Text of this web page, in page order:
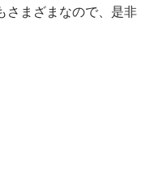
さまざまなので、是非